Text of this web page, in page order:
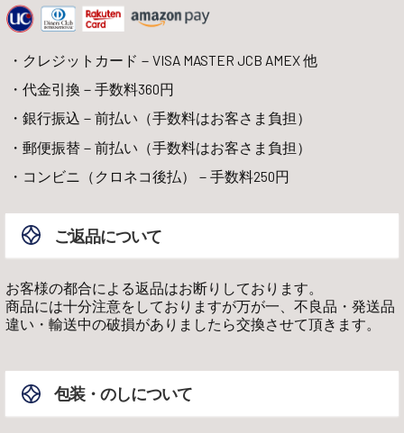
クレジットカード－VISA MASTER JCB AMEX 他
代金引換－手数料360円
銀行振込－前払い（手数料はお客さま負担）
郵便振替－前払い（手数料はお客さま負担）
コンビニ（クロネコ後払）－手数料250円
ご返品について
お客様の都合による返品はお断りしております。
商品には十分注意をしておりますが万が一、不良品・発送品
違い・輸送中の破損がありましたら交換させて頂きます。
包装・のしについて